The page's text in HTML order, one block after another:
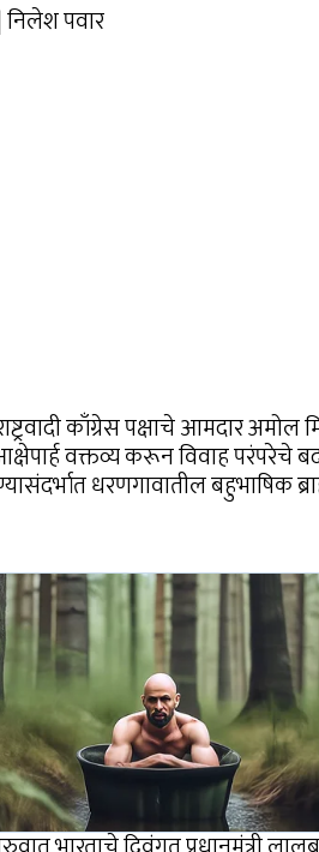
पवार
काँग्रेस पक्षाचे आमदार अमोल
वक्तव्य करून विवाह परंपरेचे
धरणगावातील बहुभाषिक